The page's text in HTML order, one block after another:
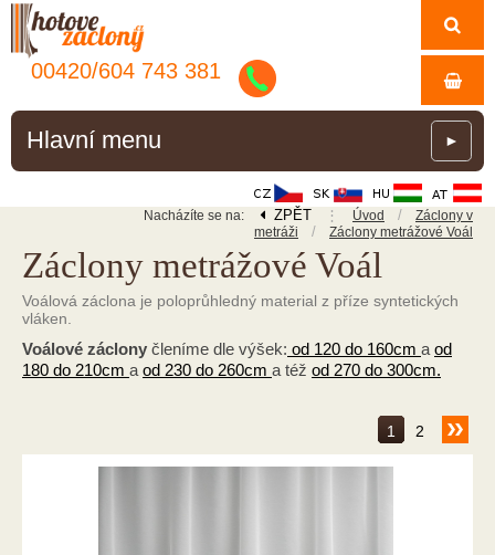
00420/604 743 381
Hlavní menu ►
Nacházíte se na: ZPĚT ⋮ Úvod /
Záclony v
metráži
/ Záclony metrážové Voál
Záclony metrážové Voál
Voálová záclona je poloprůhledný material z příze syntetických
vláken.
Voálové záclony členíme dle výšek: od 120 do 160cm a od
180 do 210cm a od 230 do 260cm a též od 270 do 300cm.
1 2